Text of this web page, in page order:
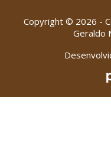
Copyright © 2026 -
Geraldo